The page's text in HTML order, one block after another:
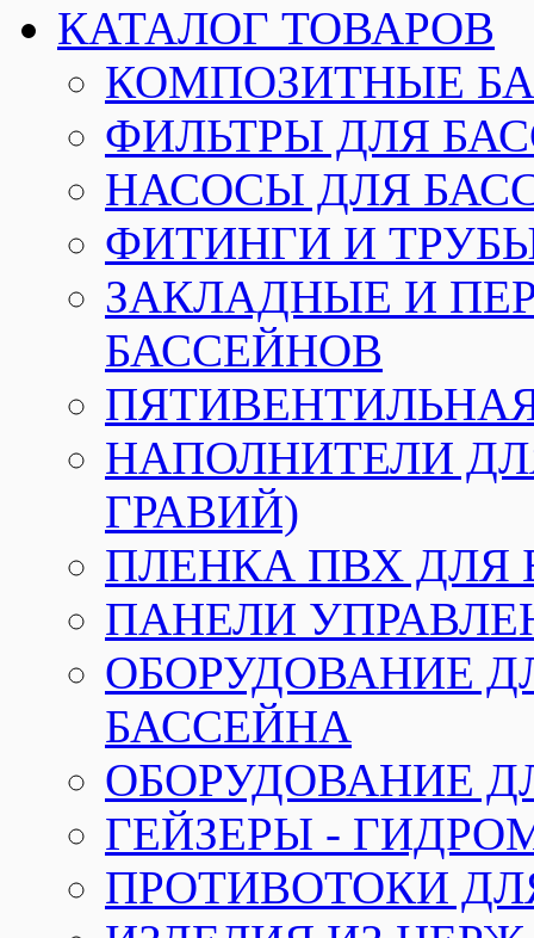
КАТАЛОГ ТОВАРОВ
КОМПОЗИТНЫЕ
ФИЛЬТРЫ ДЛЯ
НАСОСЫ ДЛЯ
ФИТИНГИ И
ЗАКЛАДНЫЕ И
БАССЕЙНОВ
НАПОЛНИТЕЛИ
ГРАВИЙ)
ПЛЕНКА ПВХ ДЛЯ
ПАНЕЛИ
ОБОРУДОВАНИЕ
БАССЕЙНА
ОБОРУДОВАНИЕ
ГЕЙЗЕРЫ -
ПРОТИВОТОКИ